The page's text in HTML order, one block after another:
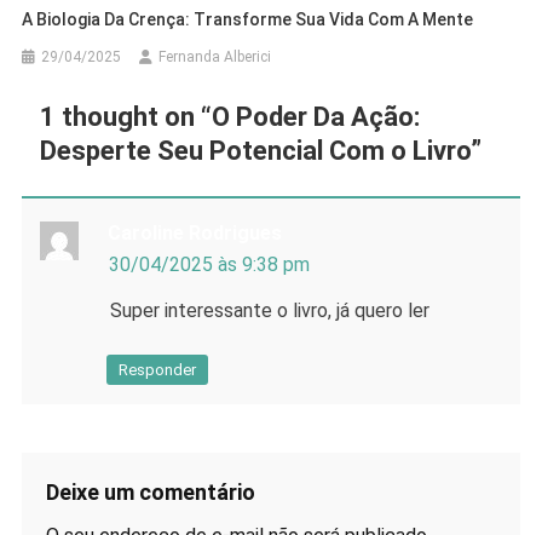
A Biologia Da Crença: Transforme Sua Vida Com A Mente
29/04/2025 Fernanda Alberici
1 thought on “O Poder Da Ação:
Desperte Seu Potencial Com o Livro”
30/04/2025 às 9:38 pm
Super interessante o livro, já quero ler
Responder
Deixe um comentário